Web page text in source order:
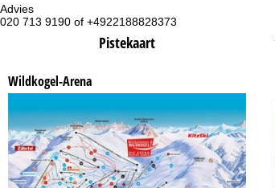
Advies
020 713 9190 of +4922188828373
Pistekaart
Wildkogel-Arena